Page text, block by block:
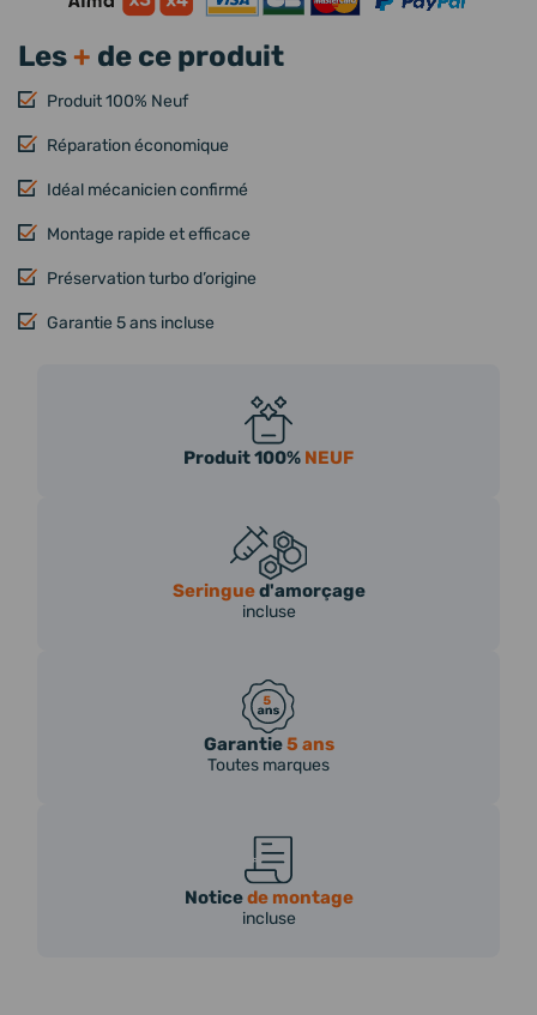
Les+ de ce produit
Produit 100% Neuf
Réparation économique
Idéal mécanicien confirmé
Montage rapide et efficace
Préservation turbo d’origine
Garantie 5 ans incluse
Produit 100% NEUF
Seringued'amorçage
incluse
Garantie5 ans
Toutes marques
Noticede montage
incluse